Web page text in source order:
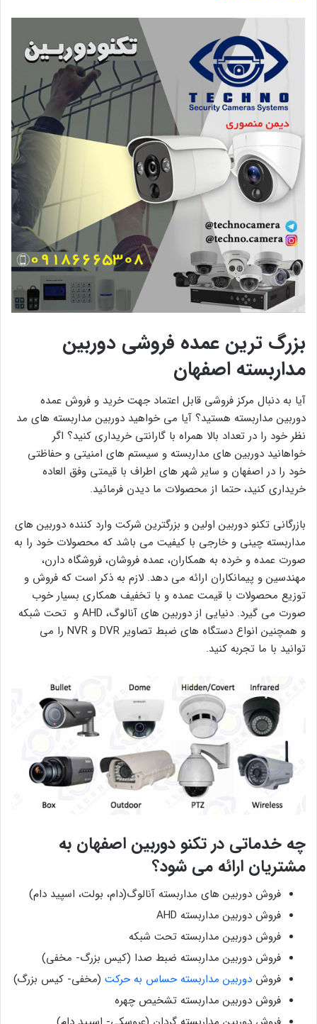
بزرگ ترین عمده فروشی دوربین
مداربسته اصفهان
آیا به دنبال مرکز فروشی قابل اعتماد جهت خرید و فروش عمده
دوربین مداربسته هستید؟ آیا می خواهید دوربین مداربسته های مد
نظر خود را در تعداد بالا همراه با گارانتی خریداری کنید؟ اگر
خواهانید دوربین های مداربسته و سیستم های امنیتی و حفاظتی
خود را در اصفهان و سایر شهر های اطراف با قیمتی وفق العاده
خریداری کنید، حتما از محصولات ما دیدن فرمائید.
بازرگانی تکنو دوربین اولین و بزرگترین شرکت وارد کننده دوربین های
مداربسته چینی و خارجی با کیفیت می باشد که محصولات خود را به
صورت عمده و خرده به همکاران، عمده فروشان، فروشگاه دارن،
مهندسین و پیمانکاران ارائه می دهد. لازم به ذکر است که فروش و
توزیع محصولات با قیمت عمده و با تخفیف همکاری بسیار خوب
صورت می گیرد. دنیایی از دوربین های آنالوگ، AHD و تحت شبکه
و همچنین انواع دستگاه های ضبط تصاویر DVR و NVR را می
توانید با ما تجربه کنید.
چه خدماتی در تکنو دوربین اصفهان به
مشتریان ارائه می شود؟
فروش دوربین های مداربسته آنالوگ(دام، بولت، اسپید دام)
فروش دوربین مداربسته AHD
فروش دوربین مداربسته تحت شبکه
فروش دوربین مداربسته ضبط صدا (کیس بزرگ- مخفی)
فروش دوربین مداربسته حساس به حرکت (مخفی- کیس بزرگ)
فروش دوربین مداربسته تشخیص چهره